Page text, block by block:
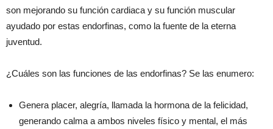
son mejorando su función cardiaca y su función muscular
ayudado por estas endorfinas, como la fuente de la eterna
juventud.
¿Cuáles son las funciones de las endorfinas? Se las enumero:
Genera placer, alegría, llamada la hormona de la felicidad,
generando calma a ambos niveles físico y mental, el más